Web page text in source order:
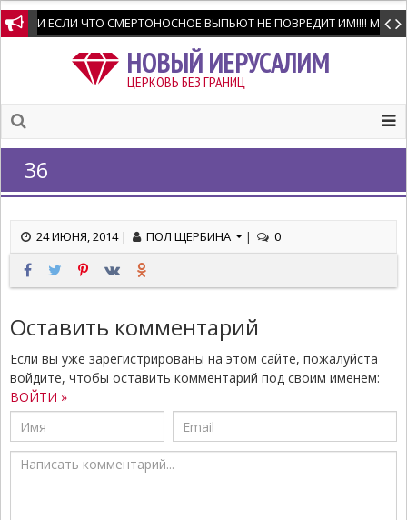
И ЕСЛИ ЧТО СМЕРТОНОСНОЕ ВЫПЬЮТ НЕ ПОВРЕДИТ ИМ!!!! Мне
НОВЫЙ ИЕРУСАЛИМ
ЦЕРКОВЬ БЕЗ ГРАНИЦ
36
24 ИЮНЯ, 2014| ПОЛ ЩЕРБИНА | 0
Оставить комментарий
Если вы уже зарегистрированы на этом сайте, пожалуйста
войдите, чтобы оставить комментарий под своим именем:
ВОЙТИ »